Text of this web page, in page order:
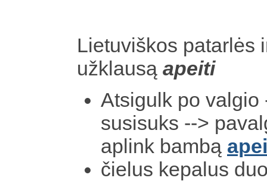
Lietuviškos patarlės
užklausą apeiti
Atsigulk po valgio
susisuks -->
aplink bambą
čielus kepalus